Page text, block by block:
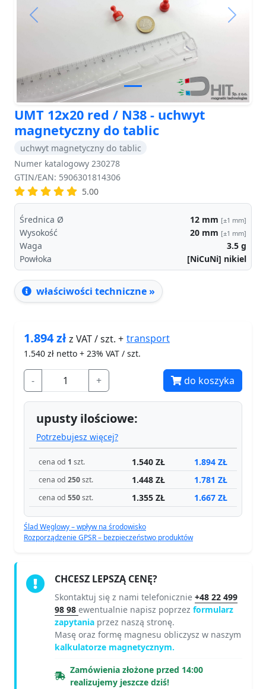
Previous Next
UMT 12x20 red / N38 - uchwyt
magnetyczny do tablic
uchwyt magnetyczny do tablic
Numer katalogowy 230278
GTIN/EAN: 5906301814306
5.00
Średnica Ø 12 mm [±1 mm]
Wysokość 20 mm [±1 mm]
Waga 3.5 g
Powłoka
[NiCuNi] nikiel
właściwości techniczne »
1.894złz VAT / szt. + transport
1.540 zł netto + 23% VAT / szt.
- + do koszyka
upusty ilościowe:
Potrzebujesz więcej?
cena od 1 szt. 1.540 ZŁ 1.894 ZŁ
cena od 250szt. 1.448 ZŁ 1.781 ZŁ
cena od 550szt. 1.355 ZŁ 1.667 ZŁ
Ślad Węglowy – wpływ na środowisko
Rozporządzenie GPSR – bezpieczeństwo produktów
CHCESZ LEPSZĄ CENĘ?
Skontaktuj się z nami telefonicznie +48 22 499
98 98 ewentualnie napisz poprzez formularz
zapytania przez naszą stronę.
Masę oraz formę magnesu obliczysz w naszym
kalkulatorze magnetycznym.
Zamówienia złożone przed 14:00
realizujemy jeszcze dziś!